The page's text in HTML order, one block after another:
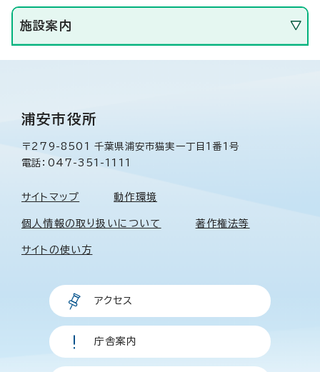
施設案内
浦安市役所
〒279-8501 千葉県浦安市猫実一丁目1番1号
電話：047-351-1111
サイトマップ 動作環境
個人情報の取り扱いについて 著作権法等
サイトの使い方
アクセス
庁舎案内